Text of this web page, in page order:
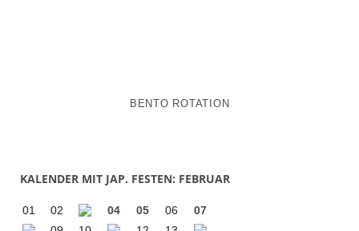
BENTO ROTATION
KALENDER MIT JAP. FESTEN: FEBRUAR
01 02 04 05 06
07